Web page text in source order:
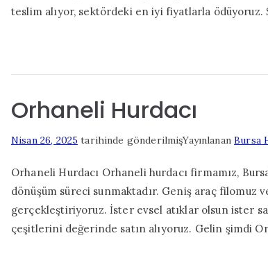
teslim alıyor, sektördeki en iyi fiyatlarla ödüyoruz.
Orhaneli Hurdacı
Nisan 26, 2025 tarihinde gönderilmişYayınlananBursa
Orhaneli Hurdacı Orhaneli hurdacı firmamız,
dönüşüm süreci sunmaktadır. Geniş araç filomuz
gerçekleştiriyoruz. İster evsel atıklar olsun ister
çeşitlerini değerinde satın alıyoruz. Gelin şimdi